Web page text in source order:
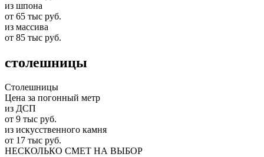
из шпона
от 65 тыс руб.
из массива
от 85 тыс руб.
столешницы
Столешницы
Цена за погонный метр
из ДСП
от 9 тыс руб.
из искусственного камня
от 17 тыс руб.
НЕСКОЛЬКО СМЕТ НА ВЫБОР